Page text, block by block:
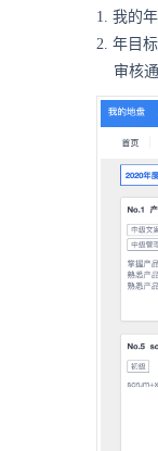
1. 我的
2. 年目
审核通